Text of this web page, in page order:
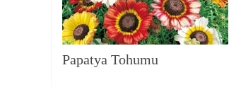
Papatya Tohumu